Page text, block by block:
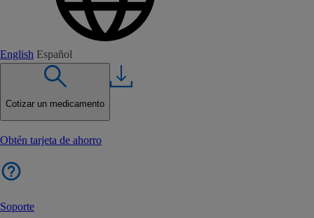
English Español
Cotizar un medicamento
Obtén tarjeta de ahorro
Soporte